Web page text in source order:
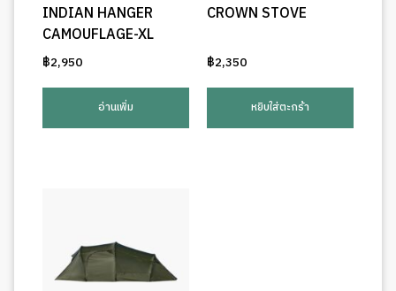
INDIAN HANGER
CAMOUFLAGE-XL
฿2,950
อ่านเพิ่ม
CROWN STOVE
฿2,350
หยิบใส่ตะกร้า